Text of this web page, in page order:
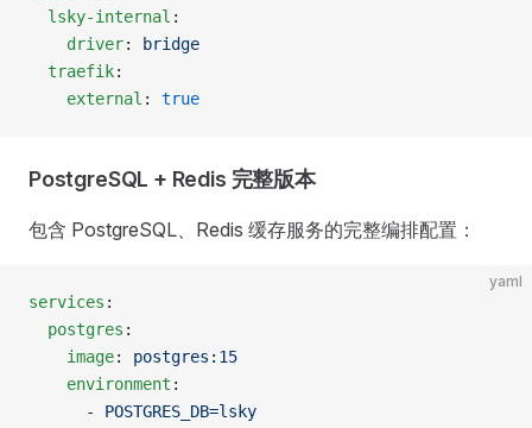
  lsky-internal
:
    driver
:
bridge
  traefik
:
    external
: true
PostgreSQL + Redis 完整版本
包含 PostgreSQL、Redis 缓存服务的完整编排配置：
yaml
services :
  postgres
:
    image
: postgres:15
    environment
:
      -
POSTGRES_DB=lsky